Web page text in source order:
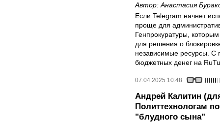
Автор: Анастасия
Если Telegram начнет
проще для
Генпрокуратуры,
для решения о
независимые ресурсы. С
бюджетных денег на
07.04.2025 10:48
Андрей Калитин
Политтехнологам
"блудного сына"